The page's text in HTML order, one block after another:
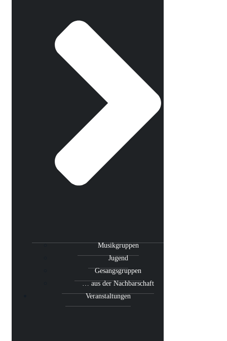
Musikgruppen
Jugend
Gesangsgruppen
… aus der Nachbarschaft
Veranstaltungen